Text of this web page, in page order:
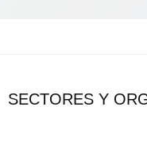
SECTORES Y